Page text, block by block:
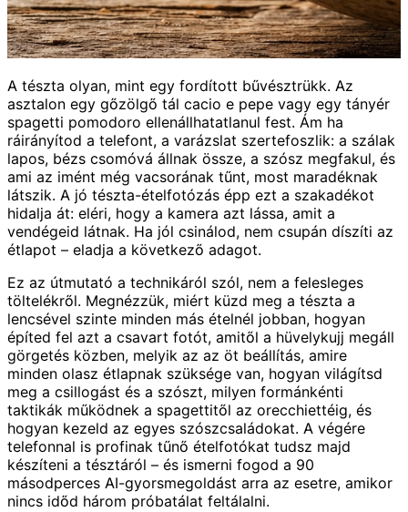
A tészta olyan, mint egy fordított bűvésztrükk. Az
asztalon egy gőzölgő tál cacio e pepe vagy egy tányér
spagetti pomodoro ellenállhatatlanul fest. Ám ha
ráirányítod a telefont, a varázslat szertefoszlik: a szálak
lapos, bézs csomóvá állnak össze, a szósz megfakul, és
ami az imént még vacsorának tűnt, most maradéknak
látszik. A jó tészta-ételfotózás épp ezt a szakadékot
hidalja át: eléri, hogy a kamera azt lássa, amit a
vendégeid látnak. Ha jól csinálod, nem csupán díszíti az
étlapot – eladja a következő adagot.
Ez az útmutató a technikáról szól, nem a felesleges
töltelékről. Megnézzük, miért küzd meg a tészta a
lencsével szinte minden más ételnél jobban, hogyan
építed fel azt a csavart fotót, amitől a hüvelykujj megáll
görgetés közben, melyik az az öt beállítás, amire
minden olasz étlapnak szüksége van, hogyan világítsd
meg a csillogást és a szószt, milyen formánkénti
taktikák működnek a spagettitől az orecchiettéig, és
hogyan kezeld az egyes szószcsaládokat. A végére
telefonnal is profinak tűnő ételfotókat tudsz majd
készíteni a tésztáról – és ismerni fogod a 90
másodperces AI-gyorsmegoldást arra az esetre, amikor
nincs időd három próbatálat feltálalni.